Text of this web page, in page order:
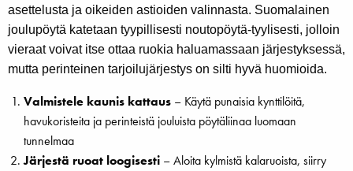
asettelusta ja oikeiden astioiden valinnasta. Suomalainen
joulupöytä katetaan tyypillisesti noutopöytä-tyylisesti, jolloin
vieraat voivat itse ottaa ruokia haluamassaan järjestyksessä,
mutta perinteinen tarjoilujärjestys on silti hyvä huomioida.
Valmistele kaunis kattaus – Käytä punaisia kynttilöitä,
havukoristeita ja perinteistä jouluista pöytäliinaa luomaan
tunnelmaa
Järjestä ruoat loogisesti – Aloita kylmistä kalaruoista, siirry